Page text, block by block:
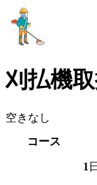
刈払機
空きなし
コース
1